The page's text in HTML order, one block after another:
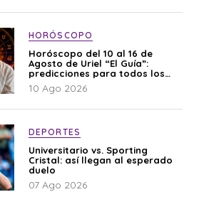
HORÓSCOPO
Horóscopo del 10 al 16 de
Agosto de Uriel “El Guía”:
predicciones para todos los
signos del zodiaco aquí
10 Ago 2026
DEPORTES
Universitario vs. Sporting
Cristal: así llegan al esperado
duelo
07 Ago 2026